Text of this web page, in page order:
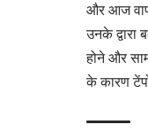
और आज
उनके द्वारा
होने और
के कारण